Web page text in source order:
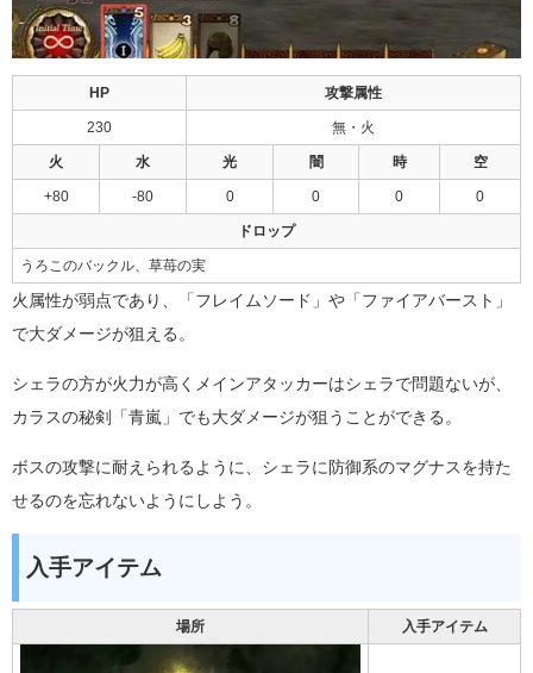
HP 攻撃属性
230 無・火
火 水 光 闇 時 空
+80 -80 0 0 0 0
ドロップ
うろこのバックル、草苺の実
火属性が弱点であり、「フレイムソード」や「ファイアバースト」
で大ダメージが狙える。
シェラの方が火力が高くメインアタッカーはシェラで問題ないが、
カラスの秘剣「青嵐」でも大ダメージが狙うことができる。
ボスの攻撃に耐えられるように、シェラに防御系のマグナスを持た
せるのを忘れないようにしよう。
入手アイテム
場所 入手アイテム